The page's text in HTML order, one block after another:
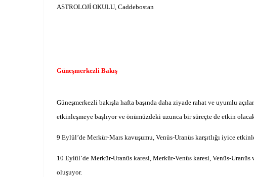
ASTROLOJİ OKULU, Caddebostan
Güneşmerkezli Bakış
Güneşmerkezli bakışla hafta başında daha ziyade rahat ve uyumlu
etkinleşmeye başlıyor ve önümüzdeki uzunca bir süreçte de etkin
9 Eylül’de Merkür-Mars kavuşumu, Venüs-Uranüs karşıtlığı iyice
10 Eylül’de Merkür-Uranüs karesi, Merkür-Venüs karesi, Venüs-
oluşuyor.